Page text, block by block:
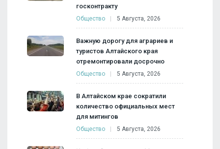
госконтракту
Общество 5 Августа, 2026
Важную дорогу для аграриев и
туристов Алтайского края
отремонтировали досрочно
Общество 5 Августа, 2026
В Алтайском крае сократили
количество официальных мест
для митингов
Общество 5 Августа, 2026